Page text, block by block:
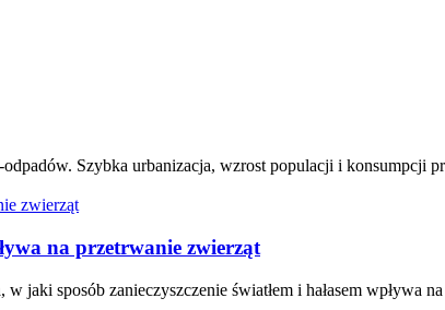
Szybka urbanizacja, wzrost populacji i konsumpcji
na przetrwanie zwierząt
jaki sposób zanieczyszczenie światłem i hałasem wpływa